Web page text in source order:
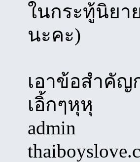
ในกระทู้นิยา
นะคะ)
เอาข้อสำคัญ
เอิ้กๆหุหุ
admin